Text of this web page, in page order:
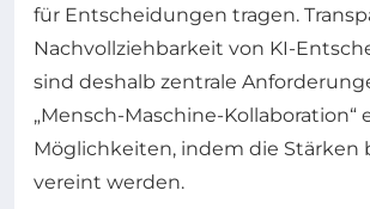
für Entscheidungen tragen.
Nachvollziehbarkeit von KI-
sind deshalb zentrale
„Mensch-Maschine-Kollaboration“
Möglichkeiten, indem die Stärken
vereint werden.